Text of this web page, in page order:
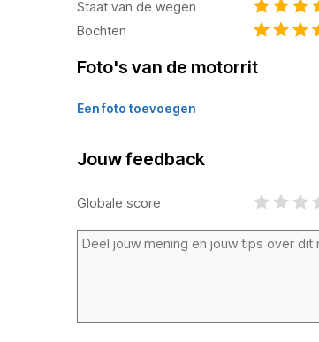
Staat van de wegen
Bochten
Foto's van de motorrit
Een foto toevoegen
Jouw feedback
Globale score